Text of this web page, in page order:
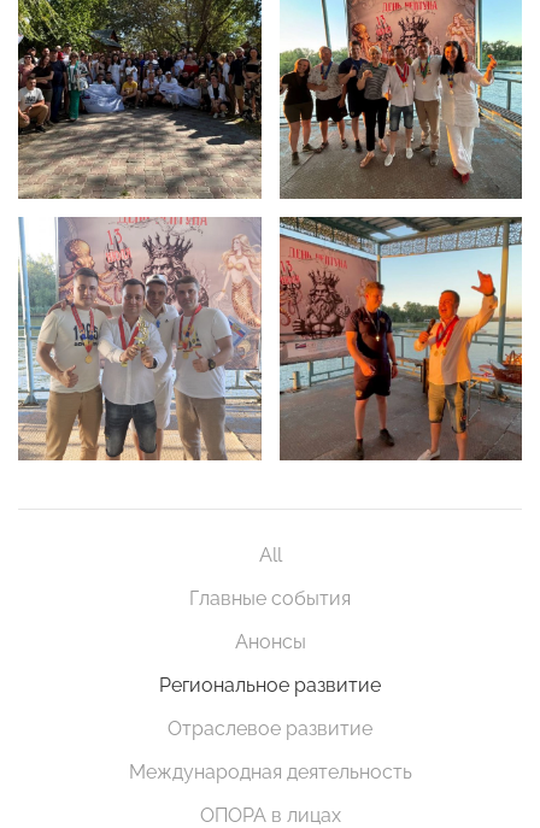
All
Главные события
Анонсы
Региональное развитие
Отраслевое развитие
Международная деятельность
ОПОРА в лицах